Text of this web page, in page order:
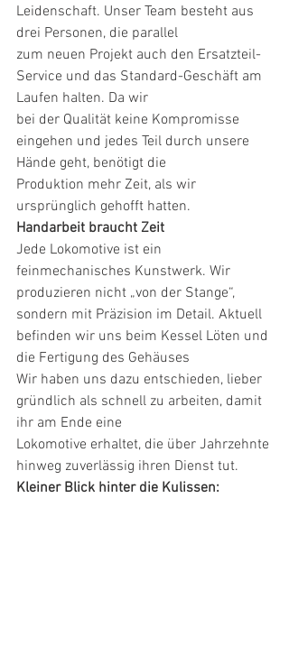
Leidenschaft. Unser Team besteht aus
drei Personen, die parallel
zum neuen Projekt auch den Ersatzteil-
Service und das Standard-Geschäft am
Laufen halten. Da wir
bei der Qualität keine Kompromisse
eingehen und jedes Teil durch unsere
Hände geht, benötigt die
Produktion mehr Zeit, als wir
ursprünglich gehofft hatten.
Handarbeit braucht Zeit
Jede Lokomotive ist ein
feinmechanisches Kunstwerk. Wir
produzieren nicht „von der Stange“,
sondern mit Präzision im Detail. Aktuell
befinden wir uns beim Kessel Löten und
die Fertigung des Gehäuses
Wir haben uns dazu entschieden, lieber
gründlich als schnell zu arbeiten, damit
ihr am Ende eine
Lokomotive erhaltet, die über Jahrzehnte
hinweg zuverlässig ihren Dienst tut.
Kleiner Blick hinter die Kulissen: